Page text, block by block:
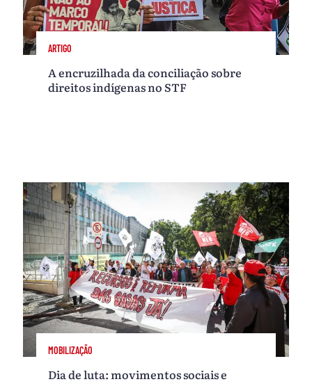
ARTIGO
A encruzilhada da conciliação sobre
direitos indígenas no STF
MOBILIZAÇÃO
Dia de luta: movimentos sociais e